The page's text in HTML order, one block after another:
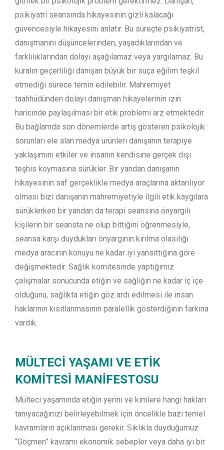
psikiyatri seansında hikayesinin gizli kalacağı
güvencesiyle hikayesini anlatır. Bu süreçte psikiyatrist,
danışmanını düşüncelerinden, yaşadıklarından ve
farklılıklarından dolayı aşağılamaz veya yargılamaz. Bu
kuralın geçerliliği danışan büyük bir suça eğilim teşkil
etmediği sürece temin edilebilir. Mahremiyet
taahhüdünden dolayı danışman hikayelerinin izin
haricinde paylaşılması bir etik problemi arz etmektedir.
Bu bağlamda son dönemlerde artış gösteren psikolojik
sorunları ele alan medya ürünleri danışanın terapiye
yaklaşımını etkiler ve insanın kendisine gerçek dışı
teşhis koymasına sürükler. Bir yandan danışanın
hikayesinin saf gerçeklikle medya araçlarına aktarılıyor
olması bizi danışanın mahremiyetiyle ilgili etik kaygılara
sürüklerken bir yandan da terapi seansına önyargılı
kişilerin bir seansta ne olup bittiğini öğrenmesiyle,
seansa karşı duydukları önyargının kırılma olasılığı
medya aracının konuyu ne kadar iyi yansıttığına göre
değişmektedir. Sağlık komitesinde yaptığımız
çalışmalar sonucunda etiğin ve sağlığın ne kadar iç içe
olduğunu, sağlıkta etiğin göz ardı edilmesi ile insan
haklarının kısıtlanmasının paralellik gösterdiğinin farkına
vardık.
MÜLTECİ YAŞAMI VE ETİK
KOMİTESİ MANİFESTOSU
Mülteci yaşamında etiğin yerini ve kimlere hangi hakları
tanıyacağınızı belirleyebilmek için öncelikle bazı temel
kavramların açıklanması gerekir. Sıklıkla duyduğumuz
“Göçmen” kavramı ekonomik sebepler veya daha iyi bir